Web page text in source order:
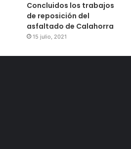
Concluidos los trabajos
de reposición del
asfaltado de Calahorra
15 julio, 2021